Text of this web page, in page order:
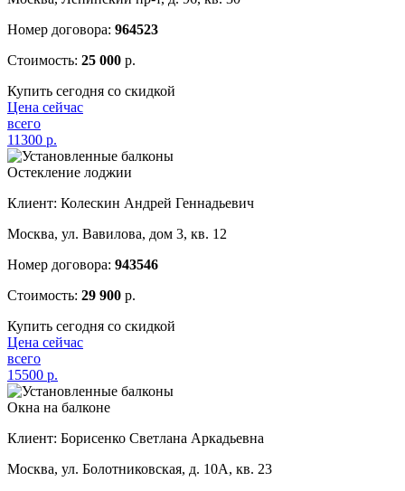
Номер договора: 964523
Стоимость: 25 000 р.
Купить сегодня со скидкой
Цена сейчас
всего
11300 р.
Остекление лоджии
Клиент: Колескин Андрей Геннадьевич
Москва, ул. Вавилова, дом 3, кв. 12
Номер договора: 943546
Стоимость: 29 900 р.
Купить сегодня со скидкой
Цена сейчас
всего
15500 р.
Окна на балконе
Клиент: Борисенко Светлана Аркадьевна
Москва, ул. Болотниковская, д. 10А, кв. 23